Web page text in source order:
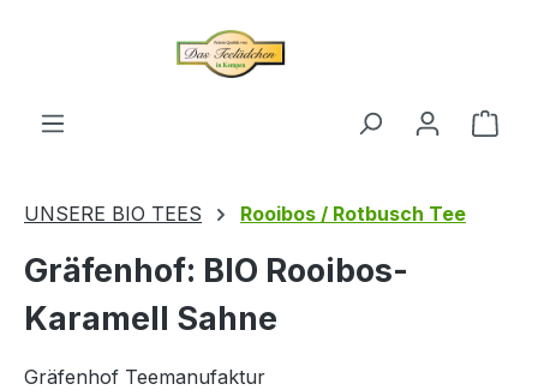
UNSERE BIO TEES Rooibos / Rotbusch Tee
Gräfenhof: BIO Rooibos-
Karamell Sahne
Gräfenhof Teemanufaktur